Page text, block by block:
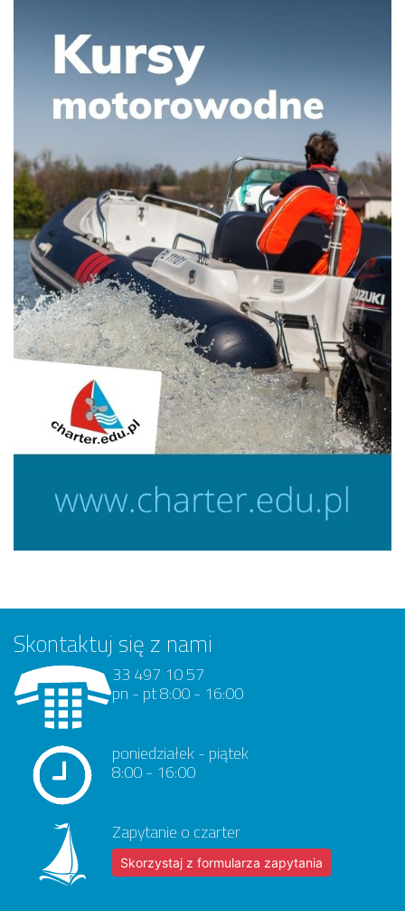
Skontaktuj się z nami
33 497 10 57
pn - pt 8:00 - 16:00
poniedziałek - piątek
8:00 - 16:00
Zapytanie o czarter
Skorzystaj z formularza zapytania